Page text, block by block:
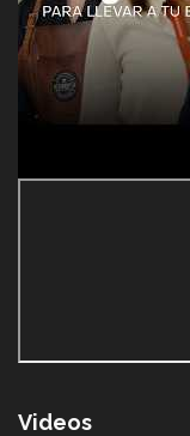
Videos